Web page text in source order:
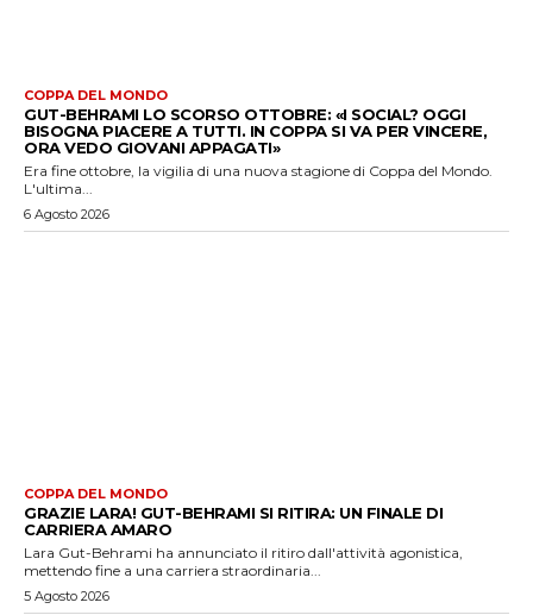
COPPA DEL MONDO
GUT-BEHRAMI LO SCORSO OTTOBRE: «I SOCIAL? OGGI
BISOGNA PIACERE A TUTTI. IN COPPA SI VA PER VINCERE,
ORA VEDO GIOVANI APPAGATI»
Era fine ottobre, la vigilia di una nuova stagione di Coppa del Mondo.
L'ultima...
6 Agosto 2026
COPPA DEL MONDO
GRAZIE LARA! GUT-BEHRAMI SI RITIRA: UN FINALE DI
CARRIERA AMARO
Lara Gut-Behrami ha annunciato il ritiro dall'attività agonistica,
mettendo fine a una carriera straordinaria...
5 Agosto 2026